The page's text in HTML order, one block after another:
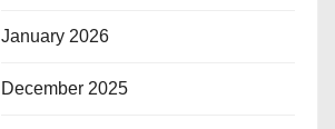
January 2026
December 2025